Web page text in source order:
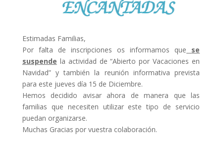
Estimadas Familias,
Por falta de inscripciones os informamos que
se
suspende la actividad de “Abierto por Vacaciones en
Navidad” y también la reunión informativa prevista
para este jueves día 15 de Diciembre.
Hemos decidido avisar ahora de manera que las
familias que necesiten utilizar este tipo de servicio
puedan organizarse.
Muchas Gracias por vuestra colaboración.